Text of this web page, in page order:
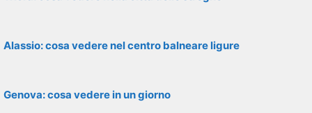
Alassio: cosa vedere nel centro balneare ligure
Genova: cosa vedere in un giorno